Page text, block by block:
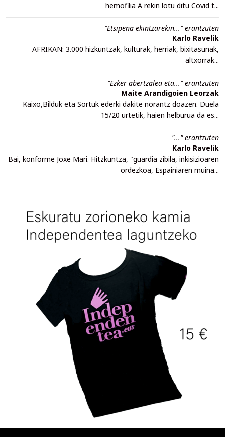
hemofilia A rekin lotu ditu Covid t...
"Etsipena ekintzarekin..." erantzuten
Karlo Ravelik
AFRIKAN: 3.000 hizkuntzak, kulturak, herriak, bixitasunak,
altxorrak...
"Ezker abertzalea eta..." erantzuten
Maite Arandigoien Leorzak
Kaixo,Bilduk eta Sortuk ederki dakite norantz doazen. Duela
15/20 urtetik, haien helburua da es...
"..." erantzuten
Karlo Ravelik
Bai, konforme Joxe Mari. Hitzkuntza, "guardia zibila, inkisizioaren
ordezkoa, Espainiaren muina...